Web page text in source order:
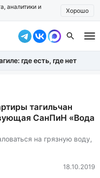
аналитики и
Хорошо
где есть, где нет
тагильчан
СанПиН «Вода
на грязную воду,
18.10.2019